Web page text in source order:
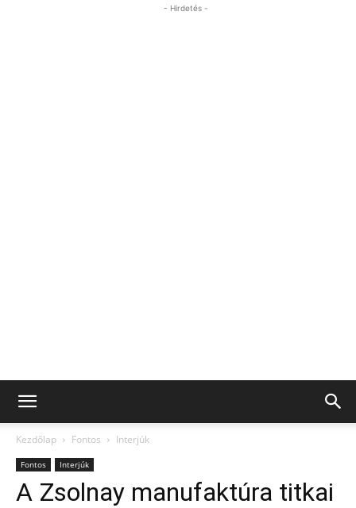
- Hirdetés -
Kezdőlap Fontos Interjúk
Fontos Interjúk
A Zsolnay manufaktúra titkai